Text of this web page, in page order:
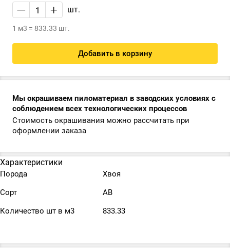
— + шт.
1 м3 = 833.33 шт.
Добавить в корзину
Мы окрашиваем пиломатериал в заводских условиях с
соблюдением всех технологических процессов
Стоимость окрашивания можно рассчитать при
оформлении заказа
Характеристики
Порода
Хвоя
Сорт
АВ
Количество шт в м3
833.33